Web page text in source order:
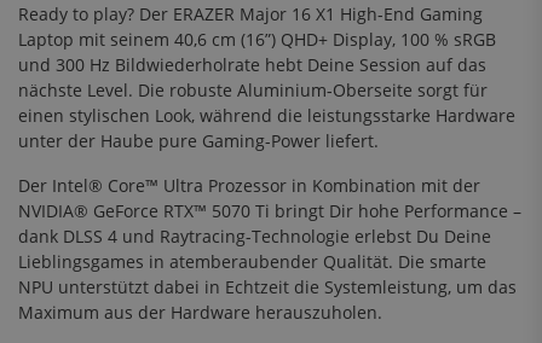
Ready to play? Der ERAZER Major 16 X1 High-End Gaming
Laptop mit seinem 40,6 cm (16”) QHD+ Display, 100 % sRGB
und 300 Hz Bildwiederholrate hebt Deine Session auf das
nächste Level. Die robuste Aluminium-Oberseite sorgt für
einen stylischen Look, während die leistungsstarke Hardware
unter der Haube pure Gaming-Power liefert.
Der Intel® Core™ Ultra Prozessor in Kombination mit der
NVIDIA® GeForce RTX™ 5070 Ti bringt Dir hohe Performance –
dank DLSS 4 und Raytracing-Technologie erlebst Du Deine
Lieblingsgames in atemberaubender Qualität. Die smarte
NPU unterstützt dabei in Echtzeit die Systemleistung, um das
Maximum aus der Hardware herauszuholen.